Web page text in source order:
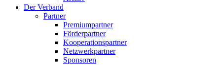
Der Verband
Partner
Premiumpartner
Förderpartner
Kooperationspartner
Netzwerkpartner
Sponsoren